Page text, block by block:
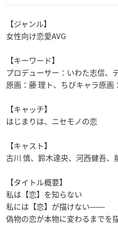
【ジャンル】
女性向け恋愛AVG
【キーワード】
プロデューサー：いわた志信、
原画：藤 理ト、ちびキャラ原画
【キャッチ】
はじまりは、ニセモノの恋
【キャスト】
古川 慎、鈴木達央、河西健吾、
【タイトル概要】
私は【恋】を知らない
私には【恋】が描けない――
偽物の恋が本物に変わるまでを